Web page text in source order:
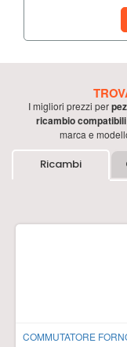
I migliori prezzi per
ricambio compatibili
marca e
Ricambi
COMMUTATORE